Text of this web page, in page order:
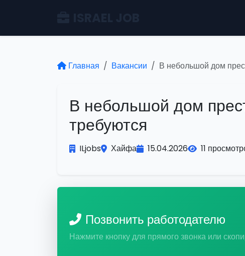
Главная Вакансии В небольшой дом
В небольшой дом
требуются
ILjobs Хайфа 15.04.2026 11
Позвонить работодателю
Нажмите кнопку для прямого звонка или